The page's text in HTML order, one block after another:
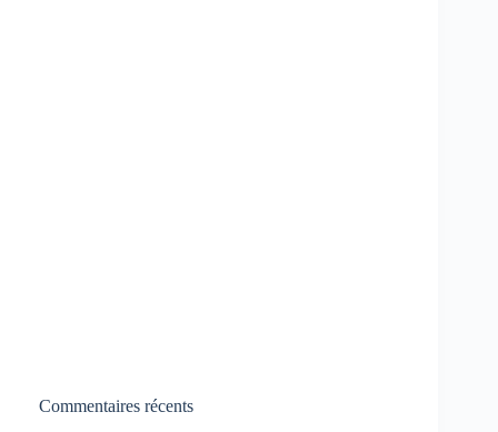
Commentaires récents